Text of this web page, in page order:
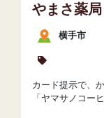
やまさ薬局
横手市
カード提示で、
「ヤマサノコー